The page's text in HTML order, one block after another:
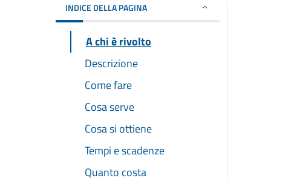
INDICE DELLA PAGINA
A chi è rivolto
Descrizione
Come fare
Cosa serve
Cosa si ottiene
Tempi e scadenze
Quanto costa